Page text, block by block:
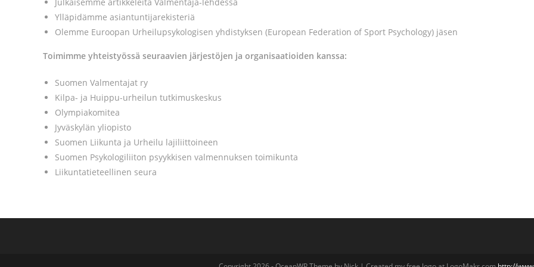
Ylläpidämme asiantuntijarekisteriä
Olemme Euroopan Urheilupsykologisen yhdistyksen (European Federation of Sport Psychology) jäsen
Toimimme yhteistyössä seuraavien järjestöjen ja organisaatioiden kanssa:
Suomen Valmentajat ry
Kilpa- ja Huippu-urheilun tutkimuskeskus
Olympiakomitea
Jyväskylän yliopisto
Suomen Liikunta ja Urheilu lajiliittoineen
Suomen Psykologiliiton psyykkisen valmennuksen toimikunta
Liikuntatieteellinen seura